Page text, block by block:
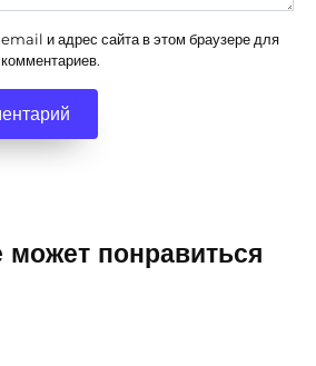
и адрес сайта в этом браузере для
может понравиться